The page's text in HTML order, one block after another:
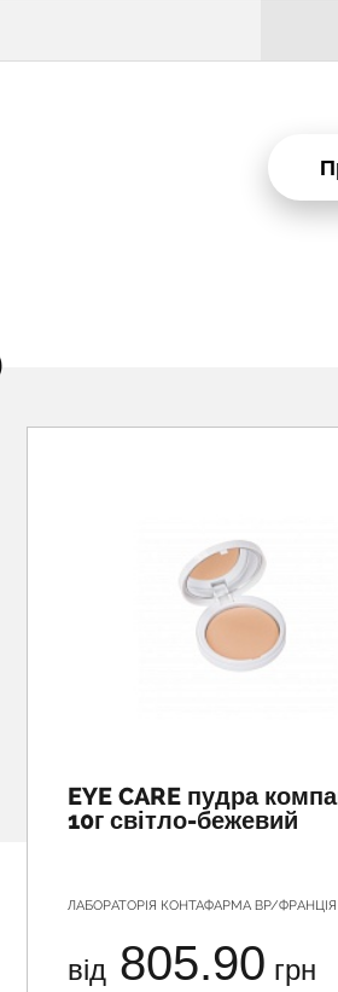
EYE CARE пудра
10г світло-бежевий
ЛАБОРАТОРІЯ КОНТАФАРМА ВР/ФРАНЦІЯ
від 805.90 грн